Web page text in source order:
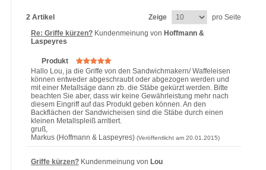
2 Artikel Zeige
pro Seite
Re: Griffe kürzen? Kundenmeinung von Hoffmann &
Laspeyres
Produkt
Hallo Lou, ja die Griffe von den Sandwichmakern/ Waffeleisen
können entweder abgeschraubt oder abgezogen werden und
mit einer Metallsäge dann zb. die Stäbe gekürzt werden. Bitte
beachten Sie aber, dass wir keine Gewährleistung mehr nach
diesem Eingriff auf das Produkt geben können. An den
Backflächen der Sandwicheisen sind die Stäbe durch einen
kleinen Metallspleiß arritiert.
gruß,
Markus (Hoffmann & Laspeyres) (Veröffentlicht am 20.01.2015)
Griffe kürzen? Kundenmeinung von Lou